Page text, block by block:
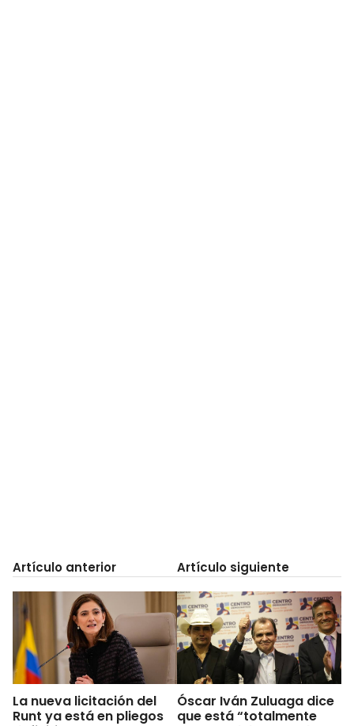
Artículo anterior
La nueva licitación del
Runt ya está en pliegos
Artículo siguiente
Óscar Iván Zuluaga dice
que está “totalmente